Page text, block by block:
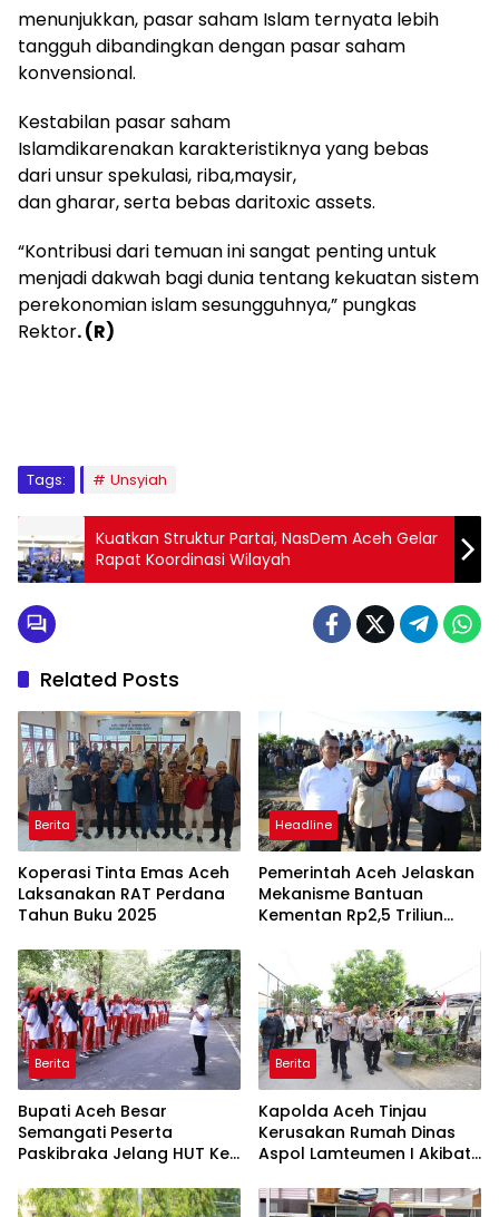
menunjukkan, pasar saham Islam ternyata lebih
tangguh dibandingkan dengan pasar saham
konvensional.
Kestabilan pasar saham
Islamdikarenakan karakteristiknya yang bebas
dari unsur spekulasi, riba,maysir,
dan gharar, serta bebas daritoxic assets.
“Kontribusi dari temuan ini sangat penting untuk
menjadi dakwah bagi dunia tentang kekuatan sistem
perekonomian islam sesungguhnya,” pungkas
Rektor. (R)
Tags: Unsyiah
Kuatkan Struktur Partai, NasDem Aceh Gelar
Rapat Koordinasi Wilayah
Related Posts
Berita
Koperasi Tinta Emas Aceh
Laksanakan RAT Perdana
Tahun Buku 2025
Headline
Pemerintah Aceh Jelaskan
Mekanisme Bantuan
Kementan Rp2,5 Triliun
dan Kebun
Berita
Bupati Aceh Besar
Semangati Peserta
Paskibraka Jelang HUT Ke-
Berita
Kapolda Aceh Tinjau
Kerusakan Rumah Dinas
Aspol Lamteumen I Akibat